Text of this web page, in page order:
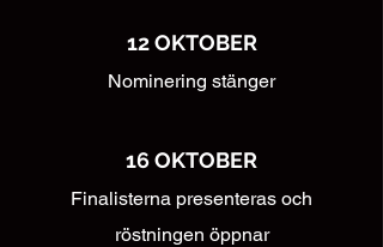
12 OKTOBER
Nominering stänger
16 OKTOBER
Finalisterna presenteras och
röstningen öppnar